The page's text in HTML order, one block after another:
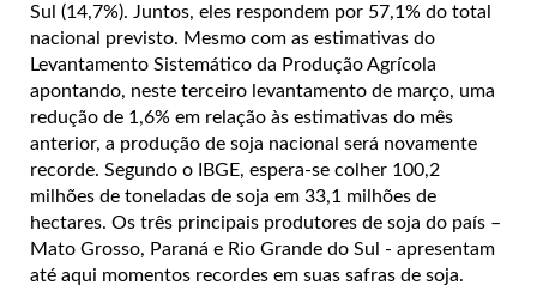
Sul (14,7%). Juntos, eles respondem por 57,1% do total
nacional previsto. Mesmo com as estimativas do
Levantamento Sistemático da Produção Agrícola
apontando, neste terceiro levantamento de março, uma
redução de 1,6% em relação às estimativas do mês
anterior, a produção de soja nacional será novamente
recorde. Segundo o IBGE, espera-se colher 100,2
milhões de toneladas de soja em 33,1 milhões de
hectares. Os três principais produtores de soja do país –
Mato Grosso, Paraná e Rio Grande do Sul - apresentam
até aqui momentos recordes em suas safras de soja.